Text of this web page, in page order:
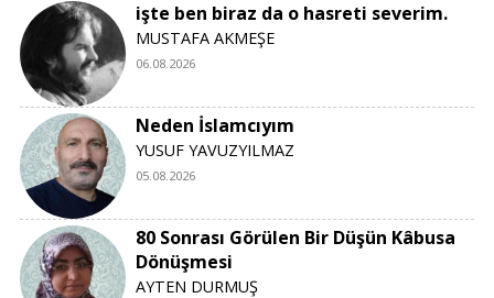
işte ben biraz da o hasreti severim.
MUSTAFA AKMEŞE
06.08.2026
Neden İslamcıyım
YUSUF YAVUZYILMAZ
05.08.2026
80 Sonrası Görülen Bir Düşün Kâbusa
Dönüşmesi
AYTEN DURMUŞ